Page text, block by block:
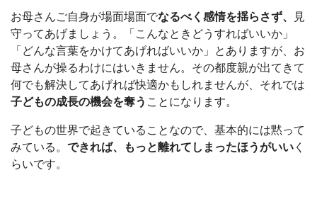
お母さんご自身が場面場面でなるべく感情を揺らさず、
見
守ってあげましょう。「こんなときどうすればいいか」
「どんな言葉をかけてあげればいいか」とありますが、お
母さんが操るわけにはいきません。その都度親が出てきて
何でも解決してあげれば快適かもしれませんが、それでは
子どもの成長の機会を奪う ことになります。
子どもの世界で起きていることなので、基本的には黙って
みている。 できれば、もっと離れてしまったほうがいい く
らいです。